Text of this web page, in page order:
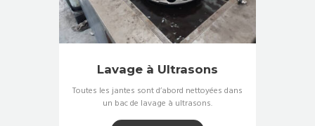
Lavage à Ultrasons
Toutes les jantes sont d’abord nettoyées dans
un bac de lavage à ultrasons.